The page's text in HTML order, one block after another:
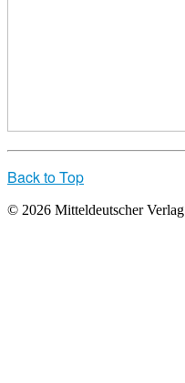
Back to Top
© 2026 Mitteldeutscher Verlag